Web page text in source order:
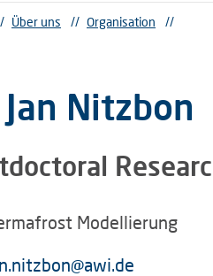
Über uns // Organisation //
Jan Nitzbon
Modellierung